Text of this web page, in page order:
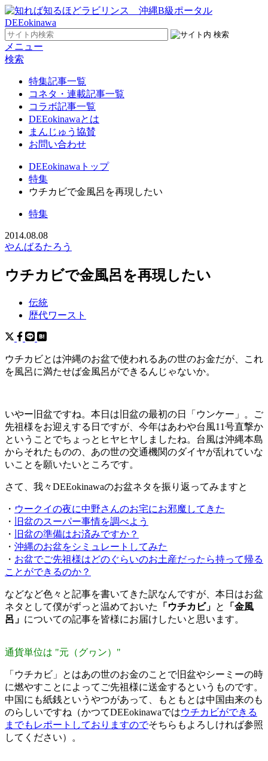
メニュー
検索
特集記事一覧
コネタ・連載記事一覧
コラボ記事一覧
DEEokinawaとは
まんじゅう協賛
お問い合わせ
DEEokinawaトップ
特集
ウチカビで金風呂を再現したい
特集
2014.08.08
やんばるたろう
ウチカビで金風呂を再現したい
伝統
歴代ワースト
ウチカビとは沖縄のお盆で使われるあの世のお金だが、これ
を風呂に満たせば金風呂ができるんじゃないか。
いやー旧盆ですね。本日は旧盆の最初の日「ウンケー」。ご
先祖様をお迎えする日ですが、今年はあわや台風11号直撃か
ということでちょっとヒヤヒヤしましたね。台風は沖縄本島
からそれたものの、あの世の交通機関のダイヤが乱れていな
いことを願いたいところです。
さて、我々DEEokinawaのお盆ネタを振り返ってみますと
・ ウークイの夜に中野さんのお宅にお邪魔してきた
・
旧盆のスーパー事情を調べよう
・
旧盆の準備はお済みですか？
・ 沖縄のお盆をシミュレートしてみた
・ お盆でご先祖様はどのぐらいのお土産だったら持って帰る
ことができるのか？
などなど色々と記事を書いてきた訳なんですが、本日はお盆
ネタとして僕がずっと温めておいた
「ウチカビ」 と
「金風
呂」 についての記事を皆様にお届けしたいと思います。
通貨単位は "元（グヮン）"
「ウチカビ」とはあの世のお金のことで旧盆やシーミーの時
に燃やすことによってご先祖様に送金するというものです。
中国にも紙銭というやつがあって、もともとは中国由来のも
のらしいですね（かつてDEEokinawaではウチカビができる
までもレポートしておりますのでそちらもよろしければ参照
してください）。